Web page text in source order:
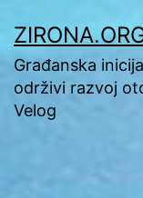
na
sadržaj
Građanska
održivi razvoj
Velog